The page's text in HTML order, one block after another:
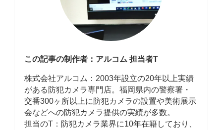
この記事の制作者：アルコム 担当者T
株式会社アルコム：2003年設立の20年以上実績
がある防犯カメラ専門店。福岡県内の警察署・
交番300ヶ所以上に防犯カメラの設置や美術展示
会などへの防犯カメラ提供の実績が多数。
担当のT：防犯カメラ業界に10年在籍しており、